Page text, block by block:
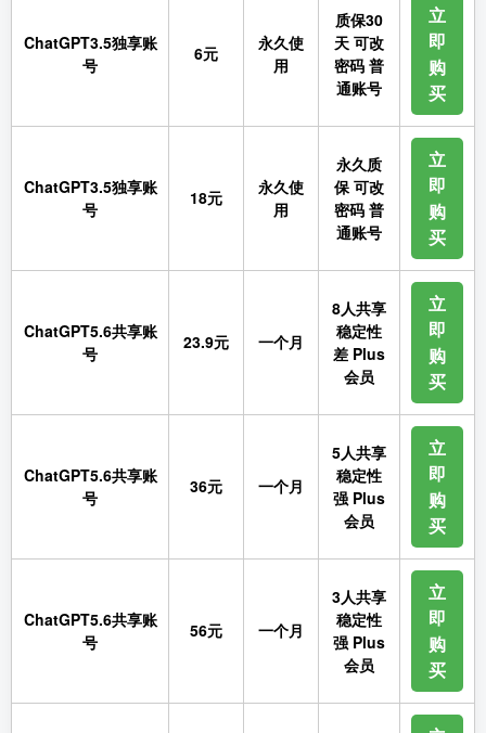
ChatGPT3.5独享账
号
6元
永久使
用
质保30
天 可改
密码 普
通账号
立
即
购
买
ChatGPT3.5独享账
号
18元
永久使
用
永久质
保 可改
密码 普
通账号
立
即
购
买
ChatGPT5.6共享账
号
23.9元 一个月
8人共享
稳定性
差 Plus
会员
立
即
购
买
ChatGPT5.6共享账
号
36元 一个月
5人共享
稳定性
强 Plus
会员
立
即
购
买
ChatGPT5.6共享账
号
56元 一个月
3人共享
稳定性
强 Plus
会员
立
即
购
买